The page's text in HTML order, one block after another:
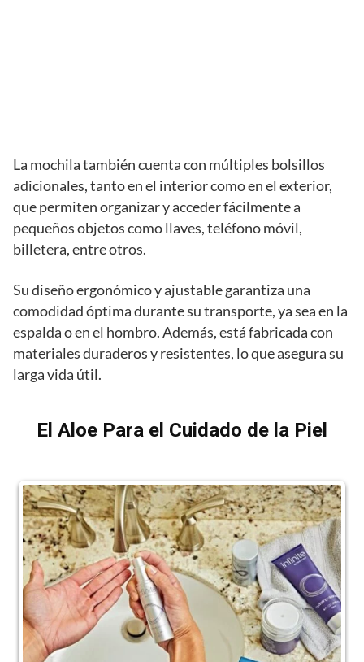
La mochila también cuenta con múltiples bolsillos
adicionales, tanto en el interior como en el exterior,
que permiten organizar y acceder fácilmente a
pequeños objetos como llaves, teléfono móvil,
billetera, entre otros.
Su diseño ergonómico y ajustable garantiza una
comodidad óptima durante su transporte, ya sea en la
espalda o en el hombro. Además, está fabricada con
materiales duraderos y resistentes, lo que asegura su
larga vida útil.
El Aloe Para el Cuidado de la Piel